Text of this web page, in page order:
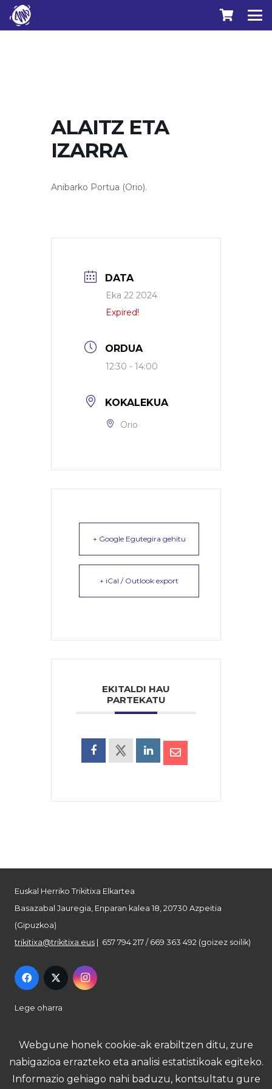
ALAITZ ETA
IZARRA
Anibarko Portua (Orio).
DATA
Eka 22 2024
Expired!
ORDUA
12:30 - 14:00
KOKALEKUA
Orio
+ Google Egutegira gehitu
+ iCal / Outlook export
EKITALDI HAU
PARTEKATU
Euskal Herriko Trikitixa Elkartea
Basazabal Jauregia, Enparan kalea 18, 20730 Azpeitia
(Gipuzkoa)
trikitixa@trikitixa.eus | 657 794 217 / 669 363 492 (goizez soilik)
Lege oharra
Pribatutasun politika
Webgune honek cookie-ak erabiltzen ditu, zure
nabigazioa errazteko eta analisi estatistikoak egiteko.
Informazio gehiago nahi baduzu, kontsultatu gure